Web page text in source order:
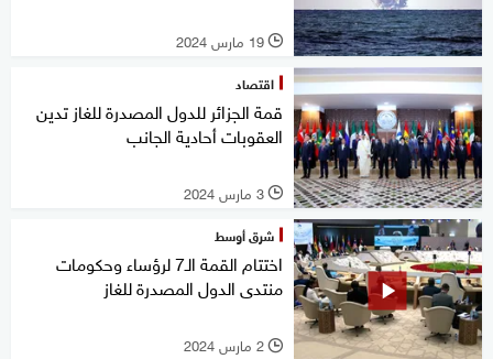
l 19 مارس 2024
اقتصاد
قمة الجزائر للدول المصدرة للغاز تدين
العقوبات أحادية الجانب
l 3 مارس 2024
شرق أوسط
اختتام القمة الـ7 لرؤساء وحكومات
منتدى الدول المصدرة للغاز
l 2 مارس 2024